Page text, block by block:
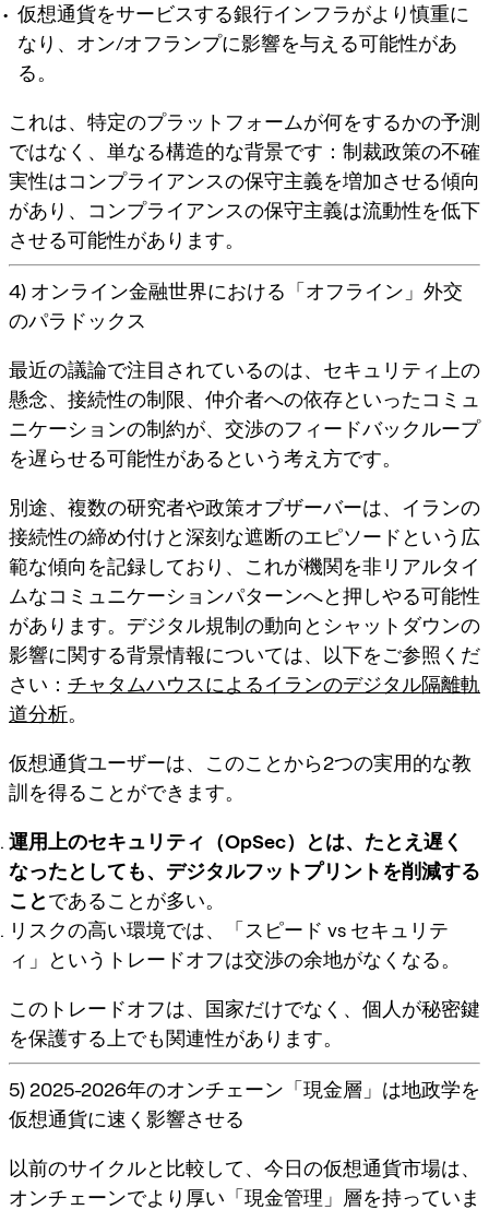
仮想通貨をサービスする銀行インフラがより慎重に
なり、オン/オフランプに影響を与える可能性があ
る。
これは、特定のプラットフォームが何をするかの予測
ではなく、単なる構造的な背景です：制裁政策の不確
実性はコンプライアンスの保守主義を増加させる傾向
があり 、コンプライアンスの保守主義は流動性を低下
させる可能性があります。
4) オンライン金融世界における「オフライン」外交
のパラドックス
最近の議論で注目されているのは、セキュリティ上の
懸念、接続性の制限、仲介者への依存といったコミュ
ニケーションの制約が、交渉のフィードバックループ
を遅らせる可能性があるという考え方です。
別途、複数の研究者や政策オブザーバーは、 イランの
接続性の締め付けと深刻な遮断のエピソード という広
範な傾向を記録しており、これが機関を非リアルタイ
ムなコミュニケーションパターンへと押しやる可能性
があります。デジタル規制の動向とシャットダウンの
影響に関する背景情報については、以下をご参照くだ
さい： チャタムハウスによるイランのデジタル隔離軌
道分析。
仮想通貨ユーザーは、このことから2つの実用的な教
訓を得ることができます。
運用上のセキュリティ（OpSec）とは、たとえ遅く
なったとしても、デジタルフットプリントを削減する
ことであることが多い。
リスクの高い環境では、「スピード vs セキュリテ
ィ」というトレードオフは交渉の余地がなくなる。
このトレードオフは、国家だけでなく、個人が秘密鍵
を保護する上でも関連性があります。
5) 2025-2026年のオンチェーン「現金層」は地政学を
仮想通貨に速く影響させる
以前のサイクルと比較して、今日の仮想通貨市場は、
オンチェーンでより厚い「現金管理」層を持っていま